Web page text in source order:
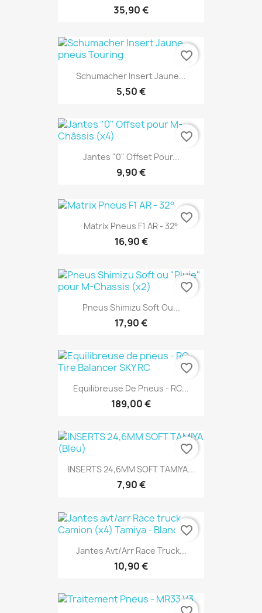
35,90 €
Schumacher Insert Jaune...
5,50 €
favorite_border
Jantes "0" Offset Pour...
9,90 €
favorite_border
Matrix Pneus F1 AR - 32°
16,90 €
favorite_border
Pneus Shimizu Soft Ou...
17,90 €
favorite_border
Equilibreuse De Pneus - RC...
189,00 €
favorite_border
INSERTS 24,6MM SOFT TAMIYA...
7,90 €
favorite_border
Jantes Avt/arr Race Truck...
10,90 €
favorite_border